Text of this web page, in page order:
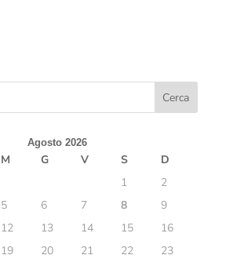
Agosto 2026
M G V S
D
1
2
5 6 7 8
9
12 13 14 15
16
19 20 21 22
23